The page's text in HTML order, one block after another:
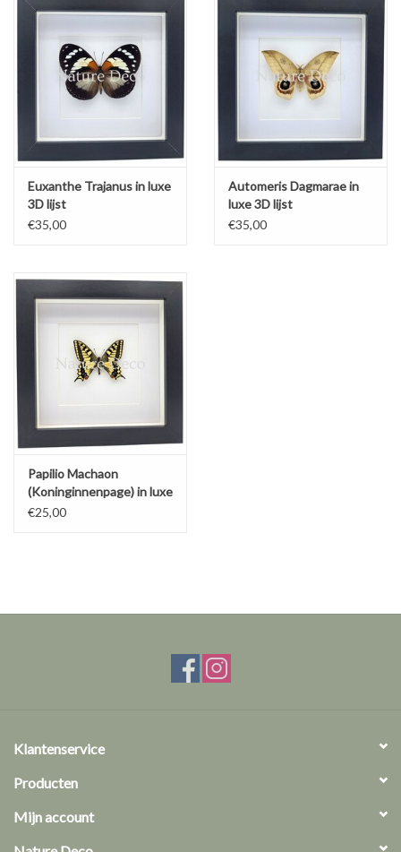
Euxanthe Trajanus in luxe
3D lijst
€35,00
Automeris Dagmarae in
luxe 3D lijst
€35,00
Papilio Machaon
(Koninginnenpage) in luxe
3D lijst
€25,00
Klantenservice
Producten
Mijn account